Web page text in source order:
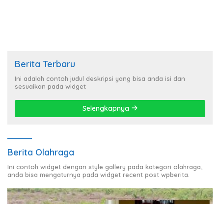
Berita Terbaru
Ini adalah contoh judul deskripsi yang bisa anda isi dan
sesuaikan pada widget
Selengkapnya
Berita Olahraga
Ini contoh widget dengan style gallery pada kategori olahraga,
anda bisa mengaturnya pada widget recent post wpberita.